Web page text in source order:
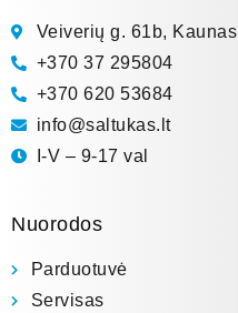
Veiverių g. 61b, Kaunas
+370 37 295804
+370 620 53684
info@saltukas.lt
I-V – 9-17 val
Nuorodos
Parduotuvė
Servisas